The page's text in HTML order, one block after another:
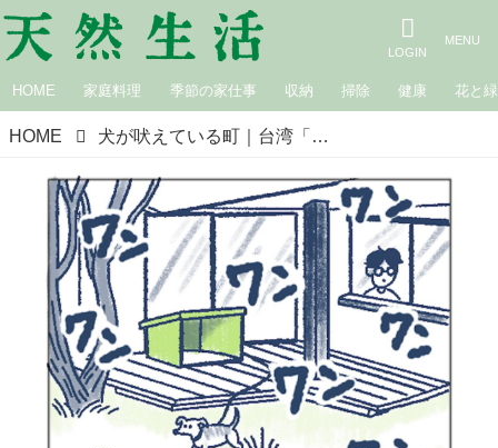
HOME 家庭料理 季節の家仕事 収納 掃除 健康 花と緑
HOME 犬が吠えている町｜台湾「ワン」ダフルライフ